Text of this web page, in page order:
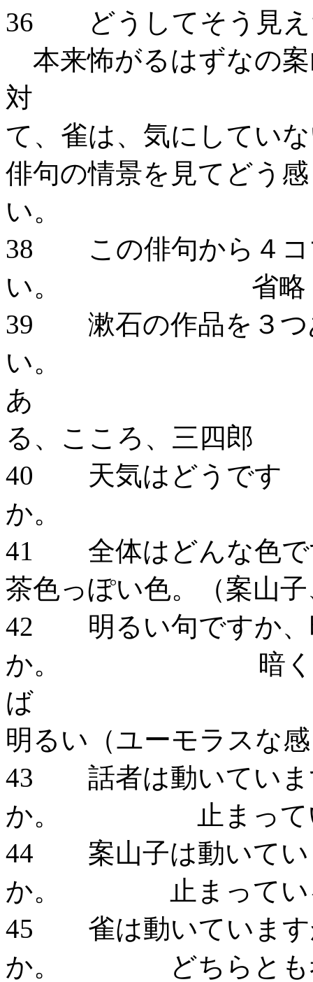
36 どうしてそ
本来怖がるはずなの
て、雀は、気にして
俳句の情景を見てどう
い。
38 この俳句から４コ
い。 省略
39 漱石の作品を３つ
い。 坊っち
る、こころ、三四郎
40 天気はどうです
か。 雨
41 全体はど
茶色っぽい色。（案山
42 明るい句ですか、
か。 暗くはない
明るい（ユーモラスな
43 話者は動いていま
か。 止まって
44 案山子は動いてい
か。 止まってい
45 雀は動いています
か。 どちらとも考